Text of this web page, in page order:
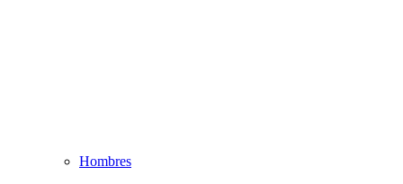
Hombres